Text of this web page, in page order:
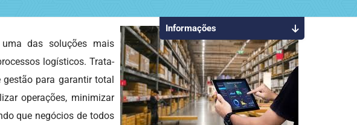
das soluções mais
logísticos. Trata-
para garantir total
operações, minimizar
que negócios de todos
Informações